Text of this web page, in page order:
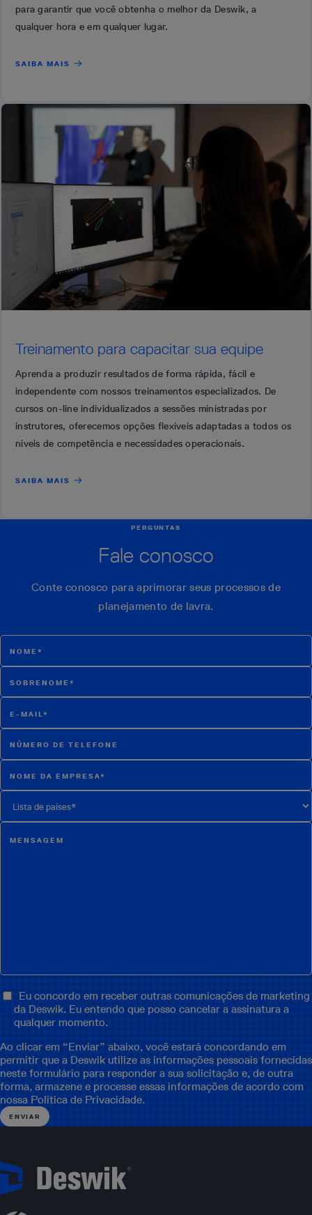
para garantir que você obtenha o melhor da Deswik, a
qualquer hora e em qualquer lugar.
SAIBA MAIS
Treinamento para capacitar sua equipe
Aprenda a produzir resultados de forma rápida, fácil e
independente com nossos treinamentos especializados. De
cursos on-line individualizados a sessões ministradas por
instrutores, oferecemos opções flexíveis adaptadas a todos os
níveis de competência e necessidades operacionais.
SAIBA MAIS
PERGUNTAS
Fale conosco
Conte conosco para aprimorar seus processos de
planejamento de lavra.
Eu concordo em receber outras comunicações de marketing
da Deswik. Eu entendo que posso cancelar a assinatura a
qualquer momento.
Ao clicar em “Enviar” abaixo, você estará concordando em
permitir que a Deswik utilize as informações pessoais fornecidas
neste formulário para responder a sua solicitação e, de outra
forma, armazene e processe essas informações de acordo com
nossa Política de Privacidade.